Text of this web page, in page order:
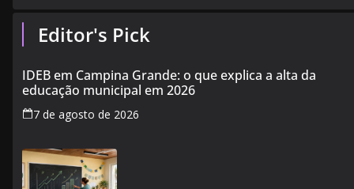
Editor's Pick
IDEB em Campina Grande: o que explica a alta da
educação municipal em 2026
7 de agosto de 2026